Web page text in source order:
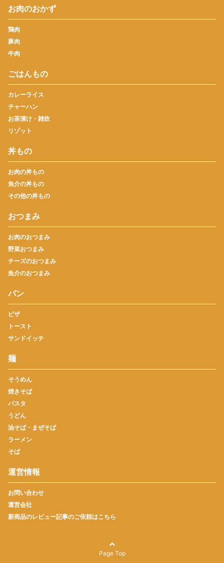
お肉のおかず
鶏肉
豚肉
牛肉
ごはんもの
カレーライス
チャーハン
お茶漬け・雑炊
リゾット
丼もの
お肉の丼もの
魚介の丼もの
その他の丼もの
おつまみ
お肉のおつまみ
野菜おつまみ
チーズのおつまみ
魚介のおつまみ
パン
ピザ
トースト
サンドイッチ
麺
そうめん
焼きそば
パスタ
うどん
油そば・まぜそば
ラーメン
そば
運営情報
お問い合わせ
運営会社
新商品のレビュー記事のご依頼はこちら
Page Top